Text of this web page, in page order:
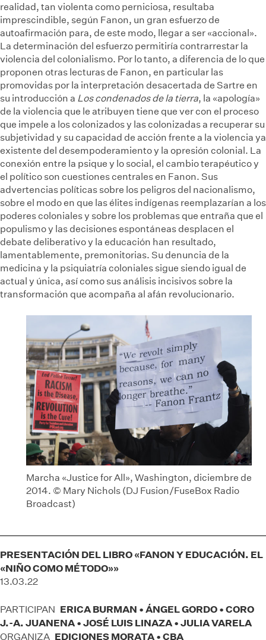
realidad, tan violenta como perniciosa, resultaba
imprescindible, según Fanon, un gran esfuerzo de
autoafirmación para, de este modo, llegar a ser «accional».
La determinación del esfuerzo permitiría contrarrestar la
violencia del colonialismo. Por lo tanto, a diferencia de lo que
proponen otras lecturas de Fanon, en particular las
promovidas por la interpretación desacertada de Sartre en
su introducción a Los condenados de la tierra, la «apología»
de la violencia que le atribuyen tiene que ver con el proceso
que impele a los colonizados y las colonizadas a recuperar su
subjetividad y su capacidad de acción frente a la violencia ya
existente del desempoderamiento y la opresión colonial. La
conexión entre la psique y lo social, el cambio terapéutico y
el político son cuestiones centrales en Fanon. Sus
advertencias políticas sobre los peligros del nacionalismo,
sobre el modo en que las élites indígenas reemplazarían a los
poderes coloniales y sobre los problemas que entraña que el
populismo y las decisiones espontáneas desplacen el
debate deliberativo y la educación han resultado,
lamentablemente, premonitorias. Su denuncia de la
medicina y la psiquiatría coloniales sigue siendo igual de
actual y única, así como sus análisis incisivos sobre la
transformación que acompaña al afán revolucionario.
Marcha «Justice for All», Washington, diciembre de
2014. © Mary Nichols (DJ Fusion/FuseBox Radio
Broadcast)
PRESENTACIÓN DEL LIBRO «FANON Y EDUCACIÓN. EL
«NIÑO COMO MÉTODO»»
13.03.22
PARTICIPAN ERICA BURMAN • ÁNGEL GORDO • CORO
J.-A. JUANENA • JOSÉ LUIS LINAZA • JULIA VARELA
ORGANIZA EDICIONES MORATA • CBA